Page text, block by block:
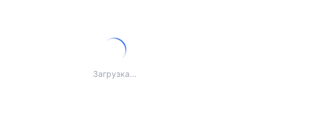
Загрузка...